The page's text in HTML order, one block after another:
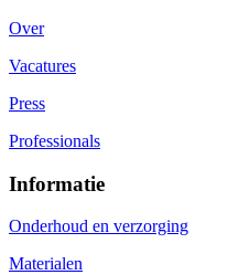
Over
Vacatures
Press
Professionals
Informatie
Onderhoud en verzorging
Materialen